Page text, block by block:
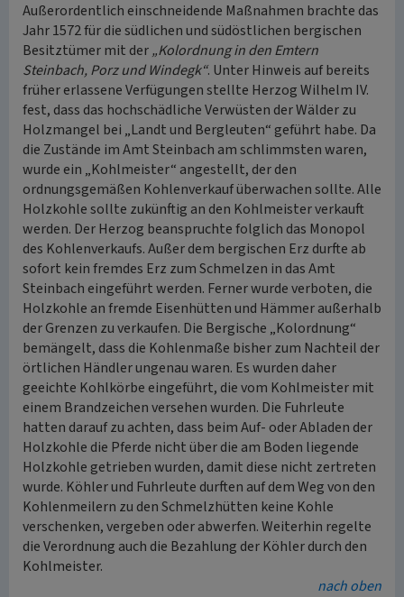
Außerordentlich einschneidende Maßnahmen brachte das
Jahr 1572 für die südlichen und südöstlichen bergischen
Besitztümer mit der„Kolordnung in den Emtern
Steinbach, Porz und Windegk“. Unter Hinweis auf bereits
früher erlassene Verfügungen stellte Herzog Wilhelm IV.
fest, dass das hochschädliche Verwüsten der Wälder zu
Holzmangel bei „Landt und Bergleuten“ geführt habe. Da
die Zustände im Amt Steinbach am schlimmsten waren,
wurde ein „Kohlmeister“ angestellt, der den
ordnungsgemäßen Kohlenverkauf überwachen sollte. Alle
Holzkohle sollte zukünftig an den Kohlmeister verkauft
werden. Der Herzog beanspruchte folglich das Monopol
des Kohlenverkaufs. Außer dem bergischen Erz durfte ab
sofort kein fremdes Erz zum Schmelzen in das Amt
Steinbach eingeführt werden. Ferner wurde verboten, die
Holzkohle an fremde Eisenhütten und Hämmer außerhalb
der Grenzen zu verkaufen. Die Bergische „Kolordnung“
bemängelt, dass die Kohlenmaße bisher zum Nachteil der
örtlichen Händler ungenau waren. Es wurden daher
geeichte Kohlkörbe eingeführt, die vom Kohlmeister mit
einem Brandzeichen versehen wurden. Die Fuhrleute
hatten darauf zu achten, dass beim Auf- oder Abladen der
Holzkohle die Pferde nicht über die am Boden liegende
Holzkohle getrieben wurden, damit diese nicht zertreten
wurde. Köhler und Fuhrleute durften auf dem Weg von den
Kohlenmeilern zu den Schmelzhütten keine Kohle
verschenken, vergeben oder abwerfen. Weiterhin regelte
die Verordnung auch die Bezahlung der Köhler durch den
Kohlmeister.
nach oben